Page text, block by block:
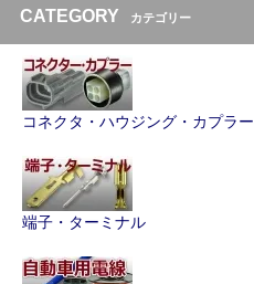
CATEGORY カテゴリー
コネクタ・ハウジング・カプラー
端子・ターミナル